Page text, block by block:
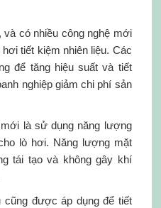
và có nhiều công nghệ mới
tiết kiệm nhiên liệu. Các
để tăng hiệu suất và tiết
nghiệp giảm chi phí sản
là sử dụng năng lượng
lò hơi. Năng lượng mặt
tái tạo và không gây khí
cũng được áp dụng để tiết